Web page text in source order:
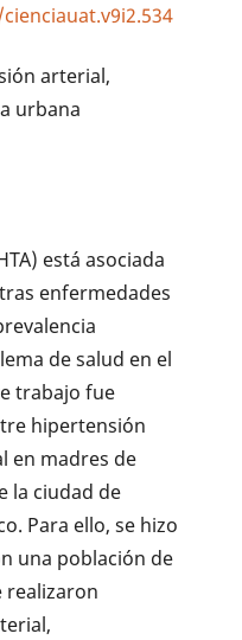
arterial,
urbana
está asociada
enfermedades
de salud en el
trabajo fue
hipertensión
en madres de
la ciudad de
Para ello, se hizo
una po­blación de
realizaron